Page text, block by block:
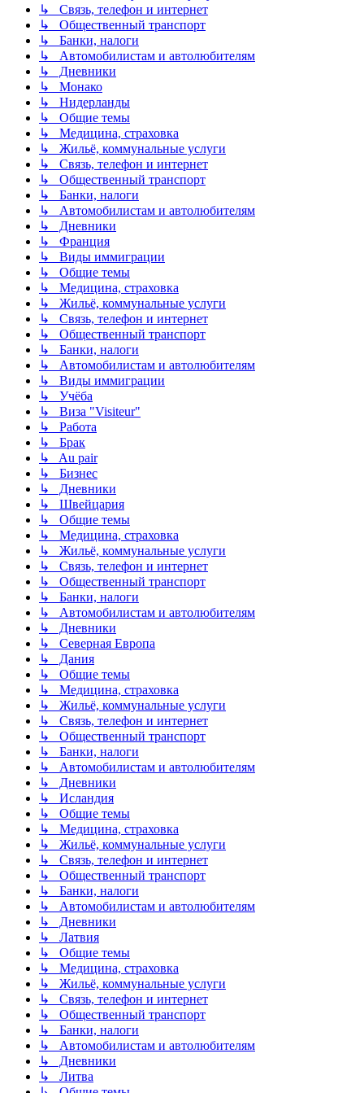
↳ Связь, телефон и интернет
↳ Общественный транспорт
↳ Банки, налоги
↳ Автомобилистам и автолюбителям
↳ Дневники
↳ Монако
↳ Нидерланды
↳ Общие темы
↳ Медицина, страховка
↳ Жильё, коммунальные услуги
↳ Связь, телефон и интернет
↳ Общественный транспорт
↳ Банки, налоги
↳ Автомобилистам и автолюбителям
↳ Дневники
↳ Франция
↳ Виды иммиграции
↳ Общие темы
↳ Медицина, страховка
↳ Жильё, коммунальные услуги
↳ Связь, телефон и интернет
↳ Общественный транспорт
↳ Банки, налоги
↳ Автомобилистам и автолюбителям
↳ Виды иммиграции
↳ Учёба
↳ Виза "Visiteur"
↳ Работа
↳ Брак
↳ Au pair
↳ Бизнес
↳ Дневники
↳ Швейцария
↳ Общие темы
↳ Медицина, страховка
↳ Жильё, коммунальные услуги
↳ Связь, телефон и интернет
↳ Общественный транспорт
↳ Банки, налоги
↳ Автомобилистам и автолюбителям
↳ Дневники
↳ Северная Европа
↳ Дания
↳ Общие темы
↳ Медицина, страховка
↳ Жильё, коммунальные услуги
↳ Связь, телефон и интернет
↳ Общественный транспорт
↳ Банки, налоги
↳ Автомобилистам и автолюбителям
↳ Дневники
↳ Исландия
↳ Общие темы
↳ Медицина, страховка
↳ Жильё, коммунальные услуги
↳ Связь, телефон и интернет
↳ Общественный транспорт
↳ Банки, налоги
↳ Автомобилистам и автолюбителям
↳ Дневники
↳ Латвия
↳ Общие темы
↳ Медицина, страховка
↳ Жильё, коммунальные услуги
↳ Связь, телефон и интернет
↳ Общественный транспорт
↳ Банки, налоги
↳ Автомобилистам и автолюбителям
↳ Дневники
↳ Литва